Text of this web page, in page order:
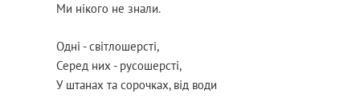
Ми нікого не знали.
Одні - світлошерсті,
Серед них - русошерсті,
У штанах та сорочках, від води